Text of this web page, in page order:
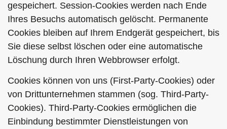
gespeichert. Session-Cookies werden nach Ende
Ihres Besuchs automatisch gelöscht. Permanente
Cookies bleiben auf Ihrem Endgerät gespeichert, bis
Sie diese selbst löschen oder eine automatische
Löschung durch Ihren Webbrowser erfolgt.
Cookies können von uns (First-Party-Cookies) oder
von Drittunternehmen stammen (sog. Third-Party-
Cookies). Third-Party-Cookies ermöglichen die
Einbindung bestimmter Dienstleistungen von